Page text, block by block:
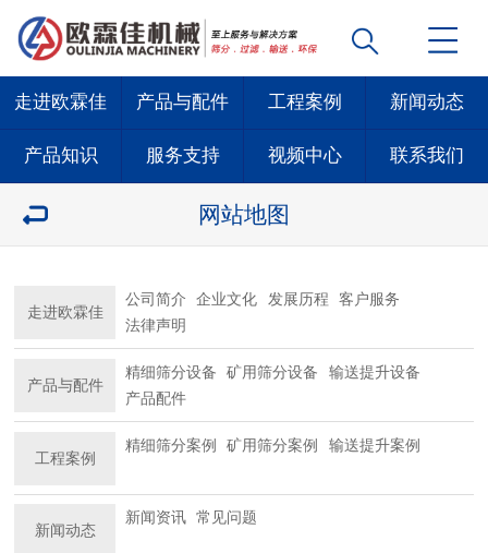
走进欧霖佳 产品与配件 工程案例 新闻动态
产品知识 服务支持 视频中心 联系我们
网站地图
走进欧霖佳
公司简介 企业文化 发展历程
客户服务
法律声明
产品与配件
精细筛分设备 矿用筛分设备
输送提升设备
产品配件
工程案例
精细筛分案例 矿用筛分案例 输送提升案例
新闻动态
新闻资讯 常见问题